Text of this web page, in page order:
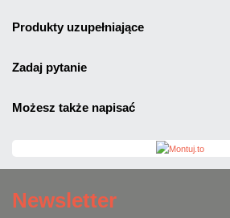
produkty uzupełniające
zadaj pytanie
możesz także napisać
Newsletter